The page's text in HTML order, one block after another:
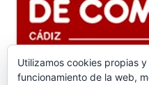
Ir a Cosasdecomé
Utilizamos cookies propias
funcionamiento de la web,